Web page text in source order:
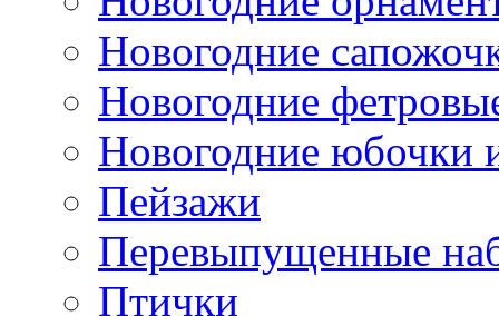
Новогодние
Новогодние
Новогодние юбочки
Пейзажи
Перевыпущенные
Птички